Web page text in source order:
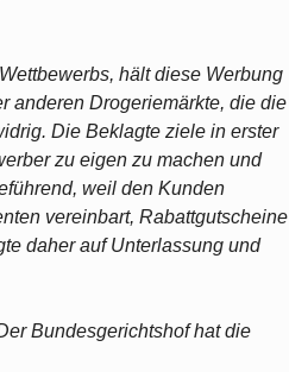
hält diese Werbung
anderen Drogeriemärkte, die die
Die Beklagte ziele in erster
zu eigen zu machen und
weil den Kunden
vereinbart, Rabattgutscheine
daher auf Unterlassung und
Bundesgerichtshof hat die